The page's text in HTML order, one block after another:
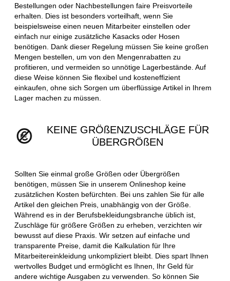
Bestellungen oder Nachbestellungen faire Preisvorteile
erhalten. Dies ist besonders vorteilhaft, wenn Sie
beispielsweise einen neuen Mitarbeiter einstellen oder
einfach nur einige zusätzliche Kasacks oder Hosen
benötigen. Dank dieser Regelung müssen Sie keine großen
Mengen bestellen, um von den Mengenrabatten zu
profitieren, und vermeiden so unnötige Lagerbestände. Auf
diese Weise können Sie flexibel und kosteneffizient
einkaufen, ohne sich Sorgen um überflüssige Artikel in Ihrem
Lager machen zu müssen.
KEINE GRÖßENZUSCHLÄGE FÜR
ÜBERGRÖßEN
Sollten Sie einmal große Größen oder Übergrößen
benötigen, müssen Sie in unserem Onlineshop keine
zusätzlichen Kosten befürchten. Bei uns zahlen Sie für alle
Artikel den gleichen Preis, unabhängig von der Größe.
Während es in der Berufsbekleidungsbranche üblich ist,
Zuschläge für größere Größen zu erheben, verzichten wir
bewusst auf diese Praxis. Wir setzen auf einfache und
transparente Preise, damit die Kalkulation für Ihre
Mitarbeitereinkleidung unkompliziert bleibt. Dies spart Ihnen
wertvolles Budget und ermöglicht es Ihnen, Ihr Geld für
andere wichtige Ausgaben zu verwenden. So können Sie